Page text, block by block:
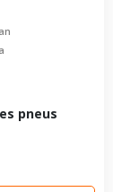
pneus